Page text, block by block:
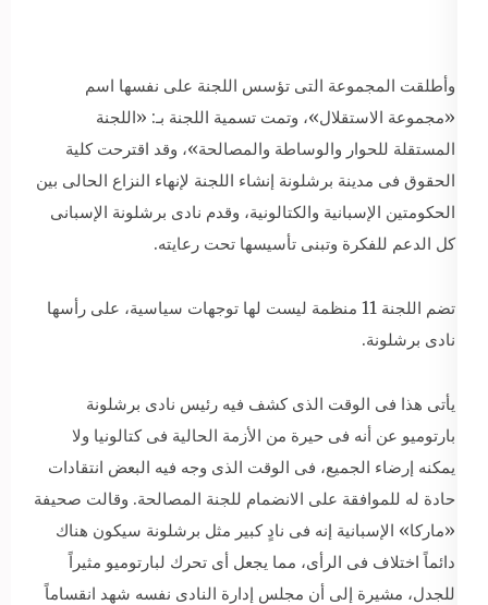
وأطلقت المجموعة التى تؤسس اللجنة على نفسها اسم
«مجموعة الاستقلال»، وتمت تسمية اللجنة بـ: «اللجنة
المستقلة للحوار والوساطة والمصالحة»، وقد اقترحت كلية
الحقوق فى مدينة برشلونة إنشاء اللجنة لإنهاء النزاع الحالى بين
الحكومتين الإسبانية والكتالونية، وقدم نادى برشلونة الإسبانى
كل الدعم للفكرة وتبنى تأسيسها تحت رعايته.
تضم اللجنة 11 منظمة ليست لها توجهات سياسية، على رأسها
نادى برشلونة.
يأتى هذا فى الوقت الذى كشف فيه رئيس نادى برشلونة
بارتوميو عن أنه فى حيرة من الأزمة الحالية فى كتالونيا ولا
يمكنه إرضاء الجميع، فى الوقت الذى وجه فيه البعض انتقادات
حادة له للموافقة على الانضمام للجنة المصالحة. وقالت صحيفة
«ماركا» الإسبانية إنه فى نادٍ كبير مثل برشلونة سيكون هناك
دائماً اختلاف فى الرأى، مما يجعل أى تحرك لبارتوميو مثيراً
للجدل، مشيرة إلى أن مجلس إدارة النادى نفسه شهد انقساماً